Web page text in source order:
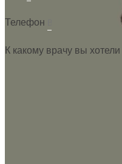
Телефон
К какому врачу вы